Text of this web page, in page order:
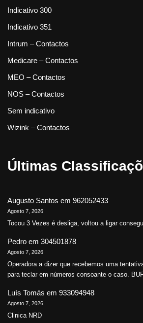
Indicativo 300
Indicativo 351
Intrum – Contactos
Medicare – Contactos
MEO – Contactos
NOS – Contactos
Sem indicativo
Wizink – Contactos
Últimas
Augusto Santos em 962052433
Agosto 7, 2026
Tocou 3 Vezes é desliga, voltou a ligar
Pedro em 304501878
Agosto 7, 2026
Operadora a dizer que recebemos uma
para teclar em números consoante o caso.
Luís Tomás em 933094948
Agosto 7, 2026
Clinica NRD